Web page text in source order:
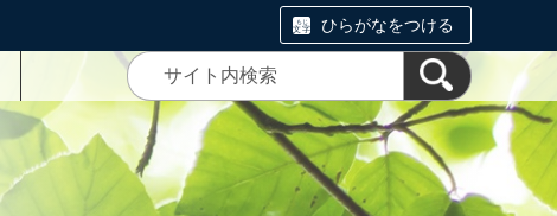
ひらがなをつける